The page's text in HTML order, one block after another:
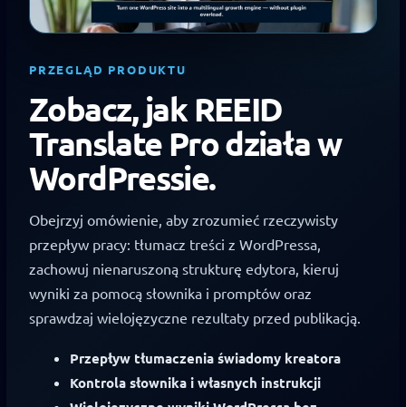
PRZEGLĄD PRODUKTU
Zobacz, jak REEID
Translate Pro działa w
WordPressie.
Obejrzyj omówienie, aby zrozumieć rzeczywisty
przepływ pracy: tłumacz treści z WordPressa,
zachowuj nienaruszoną strukturę edytora, kieruj
wyniki za pomocą słownika i promptów oraz
sprawdzaj wielojęzyczne rezultaty przed publikacją.
Przepływ tłumaczenia świadomy kreatora
Kontrola słownika i własnych instrukcji